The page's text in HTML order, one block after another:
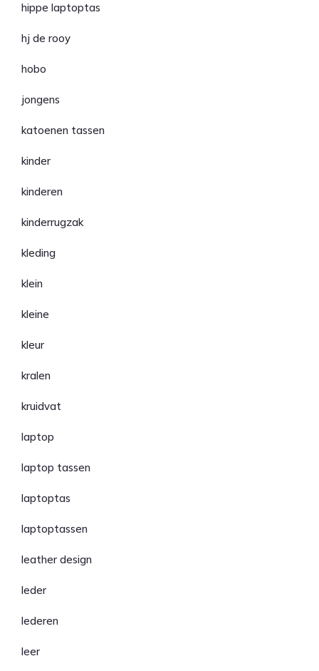
hippe laptoptas
hj de rooy
hobo
jongens
katoenen tassen
kinder
kinderen
kinderrugzak
kleding
klein
kleine
kleur
kralen
kruidvat
laptop
laptop tassen
laptoptas
laptoptassen
leather design
leder
lederen
leer